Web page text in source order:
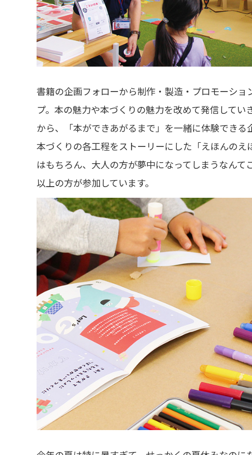
書籍の企画フォローから制作・製造・プロモーシ
プ。本の魅力や本づくりの魅力を改めて発信して
から、「本ができあがるまで」を一緒に体験でき
本づくりの各工程をストーリーにした「えほんの
はもちろん、大人の方が夢中になってしまうなん
以上の方が参加しています。